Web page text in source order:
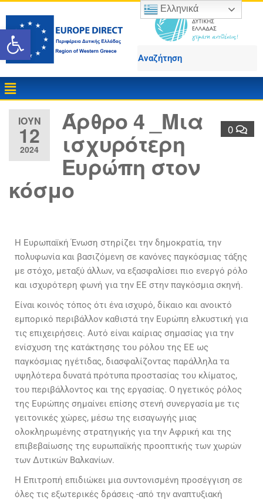
Ανοίξτε τη γραμμή
ΙΟΎΝ
12
2024
0
Άρθρο 4 _Μια
ισχυρότερη
Ευρώπη στον
κόσμο
Η Ευρωπαϊκή Ένωση στηρίζει την δημοκρατία, την
πολυφωνία και βασιζόμενη σε κανόνες παγκόσμιας τάξης
με στόχο, μεταξύ άλλων, να εξασφαλίσει πιο ενεργό ρόλο
και ισχυρότερη φωνή για την ΕΕ στην παγκόσμια σκηνή.
Είναι κοινός τόπος ότι ένα ισχυρό, δίκαιο και ανοικτό
εμπορικό περιβάλλον καθιστά την Ευρώπη ελκυστική για
τις επιχειρήσεις. Αυτό είναι καίριας σημασίας για την
ενίσχυση της κατάκτησης του ρόλου της ΕΕ ως
παγκόσμιας ηγέτιδας, διασφαλίζοντας παράλληλα τα
υψηλότερα δυνατά πρότυπα προστασίας του κλίματος,
του περιβάλλοντος και της εργασίας. Ο ηγετικός ρόλος
της Ευρώπης σημαίνει επίσης στενή συνεργασία με τις
γειτονικές χώρες, μέσω της εισαγωγής μιας
ολοκληρωμένης στρατηγικής για την Αφρική και της
επιβεβαίωσης της ευρωπαϊκής προοπτικής των χωρών
των Δυτικών Βαλκανίων.
Η Επιτροπή επιδιώκει μια συντονισμένη προσέγγιση σε
όλες τις εξωτερικές δράσεις -από την αναπτυξιακή
Ελληνικά